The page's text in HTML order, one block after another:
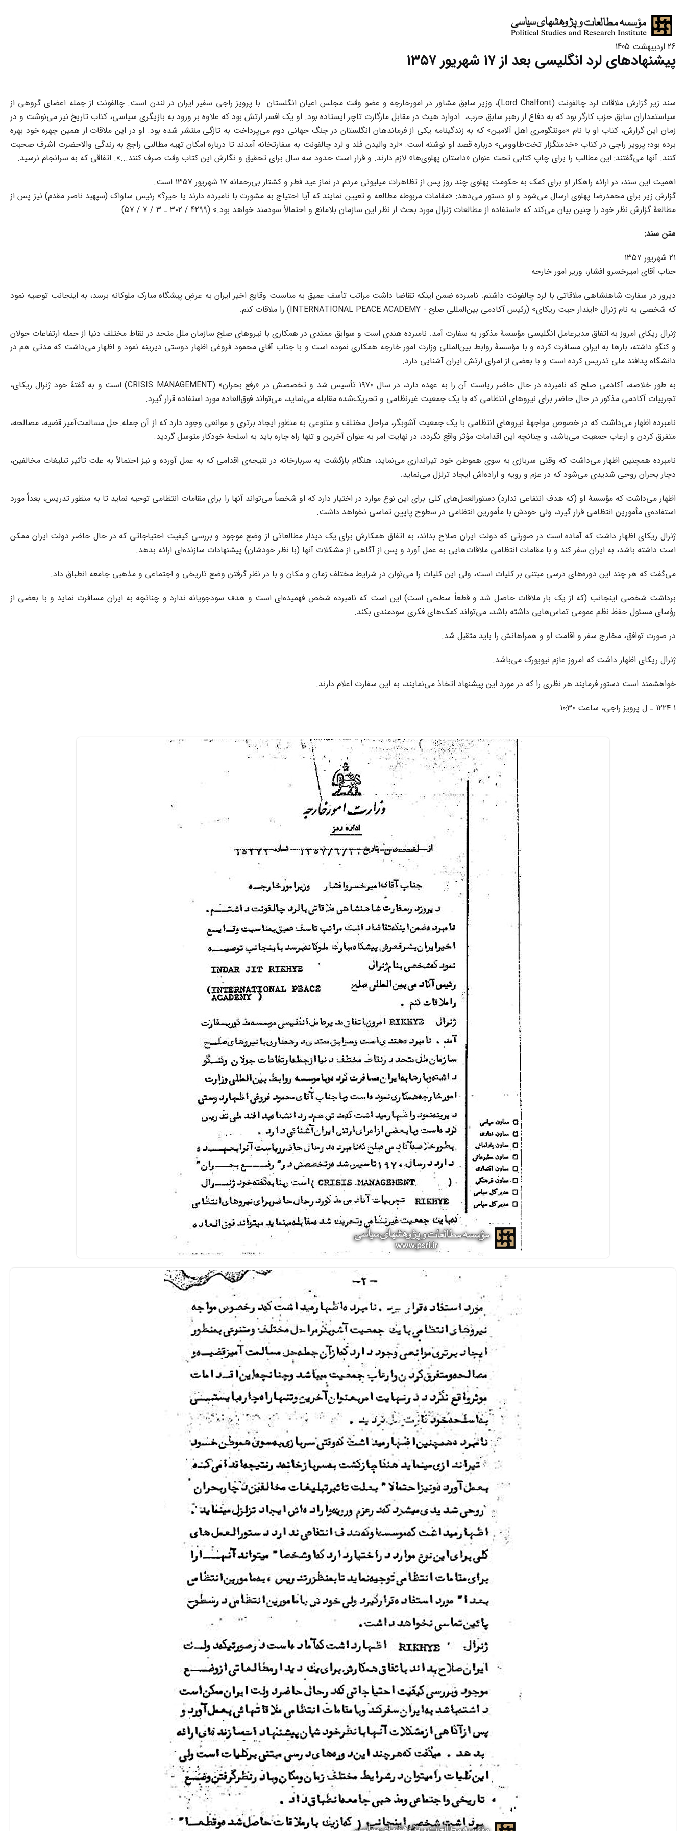
26 اردیبهشت 1405
پیشنهادهای لرد انگلیسی بعد از ۱۷ شهریور ۱۳۵۷
سند زیر گزارش ملاقات لرد چالفونت (Lord Chalfont)، وزیر سابق مشاور در امورخارجه و عضو وقت مجلس اعیان انگلستان با پرویز راجی سفیر ایران در لندن است. چالفونت از جمله اعضای گروهی از
سیاستمداران سابق حزب کارگر بود که به دفاع از رهبر سابق حزب، ادوارد هیث در مقابل مارگارت تاچر ایستاده بود. او یک افسر ارتش بود که علاوه بر ورود به بازیگری سیاسی، کتاب تاریخ نیز می‌نوشت و در
زمان این گزارش، کتاب او با نام «مونتگومری اهل آلامین» که به زندگینامه یکی از فرماندهان انگلستان در جنگ جهانی دوم می‌پرداخت به تازگی منتشر شده بود. او در این ملاقات از همین چهره خود بهره
برده بود؛ پرویز راجی در کتاب «خدمتگزار تخت‌طاووس» درباره قصد او نوشته است: «لرد والیدن فلد و لرد چالفونت به سفارتخانه آمدند تا درباره امکان تهیه مطالبی راجع به زندگی والاحضرت اشرف صحبت
کنند. آنها می‌گفتند: این مطالب را برای چاپ کتابی تحت عنوان «داستان پهلوی‌ها» لازم دارند. و قرار است حدود سه سال برای تحقیق و نگارش این کتاب وقت صرف کنند...». اتفاقی که به سرانجام نرسید.
اهمیت این سند، در ارائه راهکار او برای کمک به حکومت پهلوی چند روز پس از تظاهرات میلیونی مردم در نماز عید فطر و کشتار بی‌رحمانه ۱۷ شهریور ۱۳۵۷ است.
گزارش زیر برای محمدرضا پهلوی ارسال می‌شود و او دستور می‌دهد: «مقامات مربوطه مطالعه و تعیین نمایند که آیا احتیاج به مشورت با نامبرده دارند یا خیر؟» رئیس ساواک (سپهبد ناصر مقدم) نیز پس از
مطالعۀ گزارش نظر خود را چنین بیان می‌کند که «استفاده از مطالعات ژنرال مورد بحث از نظر این سازمان بلامانع و احتمالاً سودمند خواهد بود.» (۴۲۹۹ / ۳۰۲ ـ ۳ / ۷ / ۵۷)
متن سند:
۲۱ شهریور ۱۳۵۷
جناب آقای امیرخسرو افشار، وزیر امور خارجه
دیروز در سفارت شاهنشاهی ملاقاتی با لرد چالفونت داشتم. نامبرده ضمن اینکه تقاضا داشت مراتب تأسف عمیق به مناسبت وقایع اخیر ایران به عرضِ پیشگاه مبارک ملوکانه برسد، به اینجانب توصیه نمود
که شخصی به نام ژنرال «ایندار جیت ریکای» (رئیس آکادمی بین‌المللی صلح - INTERNATIONAL PEACE ACADEMY) را ملاقات کنم.
ژنرال ریکای امروز به اتفاق مدیرعامل انگلیسی مؤسسۀ مذکور به سفارت آمد. نامبرده هندی است و سوابق ممتدی در همکاری با نیروهای صلح سازمان ملل متحد در نقاط مختلف دنیا از جمله ارتفاعات جولان
و کنگو داشته، بارها به ایران مسافرت کرده و با مؤسسۀ روابط بین‌المللی وزارت امور خارجه همکاری نموده است و با جناب آقای محمود فروغی اظهار دوستی دیرینه نمود و اظهار می‌داشت که مدتی هم در
دانشگاه پدافند ملی تدریس کرده است و با بعضی از امرای ارتش ایران آشنایی دارد.
به طور خلاصه، آکادمی صلح که نامبرده در حال حاضر ریاست آن را به عهده دارد، در سال ۱۹۷۰ تأسیس شد و تخصصش در «رفع بحران» (CRISIS MANAGEMENT) است و به گفتۀ خود ژنرال ریکای،
تجربیات آکادمی مذکور در حال حاضر برای نیروهای انتظامی که با یک جمعیت غیرنظامی و تحریک‌شده مقابله می‌نماید، می‌تواند فوق‌العاده مورد استفاده قرار گیرد.
نامبرده اظهار می‌داشت که در خصوص مواجهۀ نیروهای انتظامی با یک جمعیت آشوبگر، مراحل مختلف و متنوعی به منظور ایجاد برتری و موانعی وجود دارد که از آن جمله: حل مسالمت‌آمیز قضیه، مصالحه،
متفرق کردن و ارعاب جمعیت می‌باشد، و چنانچه این اقدامات مؤثر واقع نگردد، در نهایت امر به عنوان آخرین و تنها راه چاره باید به اسلحۀ خودکار متوسل گردید.
نامبرده همچنین اظهار می‌داشت که وقتی سربازی به سوی هموطن خود تیراندازی می‌نماید، هنگام بازگشت به سربازخانه در نتیجه‌ی اقدامی که به عمل آورده و نیز احتمالاً به علت تأثیر تبلیغات مخالفین،
دچار بحران روحی شدیدی می‌شود که در عزم و رویه و اراده‌اش ایجاد تزلزل می‌نماید.
اظهار می‌داشت که مؤسسۀ او (که هدف انتفاعی ندارد) دستورالعمل‌های کلی برای این نوع موارد در اختیار دارد که او شخصاً می‌تواند آنها را برای مقامات انتظامی توجیه نماید تا به منظور تدریس، بعداً مورد
استفاده‌ی مأمورین انتظامی قرار گیرد، ولی خودش با مأمورین انتظامی در سطوح پایین تماسی نخواهد داشت.
ژنرال ریکای اظهار داشت که آماده است در صورتی که دولت ایران صلاح بداند، به اتفاق همکارش برای یک دیدار مطالعاتی از وضع موجود و بررسی کیفیت احتیاجاتی که در حال حاضر دولت ایران ممکن
است داشته باشد، به ایران سفر کند و با مقامات انتظامی ملاقات‌هایی به عمل آورد و پس از آگاهی از مشکلات آنها (با نظر خودشان) پیشنهادات سازنده‌ای ارائه بدهد.
می‌گفت که هر چند این دوره‌های درسی مبتنی بر کلیات است، ولی این کلیات را می‌توان در شرایط مختلف زمان و مکان و با در نظر گرفتن وضع تاریخی و اجتماعی و مذهبی جامعه انطباق داد.
برداشت شخصی اینجانب (که از یک بار ملاقات حاصل شد و قطعاً سطحی است) این است که نامبرده شخص فهمیده‌ای است و هدف سودجویانه ندارد و چنانچه به ایران مسافرت نماید و با بعضی از
رؤسای مسئول حفظ نظم عمومی تماس‌هایی داشته باشد، می‌تواند کمک‌های فکری سودمندی بکند.
در صورت توافق، مخارج سفر و اقامت او و همراهانش را باید متقبل شد.
ژنرال ریکای اظهار داشت که امروز عازم نیویورک می‌باشد.
خواهشمند است دستور فرمایند هر نظری را که در مورد این پیشنهاد اتخاذ می‌نمایند، به این سفارت اعلام دارند.
۱ ۱۲۲۴ ـ ل پرویز راجی، ساعت ۱۰:۳۰